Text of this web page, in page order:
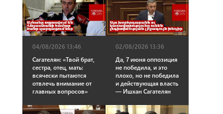
04/08/2026 13:46
Сагателян: «Твой брат,
сестра, отец, мать:
всячески пытаются
отвлечь внимание от
главных вопросов»
02/08/2026 13:36
Да, 7 июня оппозиция
не победила, и это
плохо, но не победила
и действующая власть
— Ишхан Сагателян